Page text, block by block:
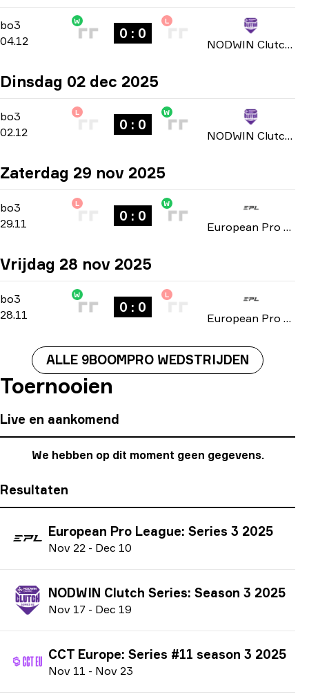
bo3 Group Stage
bo3
04.12
W
0 : 0
L
NODWIN Clutch Series: Season 3 2025
Dinsdag 02 dec 2025
bo3 Group Stage
bo3
02.12
L
0 : 0
W
NODWIN Clutch Series: Season 3 2025
Zaterdag 29 nov 2025
bo3 -bo3
29.11
L
0 : 0
W
European Pro League: Series 3 2025
Vrijdag 28 nov 2025
bo3 -bo3
28.11
W
0 : 0
L
European Pro League: Series 3 2025
ALLE 9BOOMPRO WEDSTRIJDEN
Toernooien
Live en aankomend
We hebben op dit moment geen gegevens.
Resultaten
European Pro League: Series 3 2025
Nov 22 - Dec 10
NODWIN Clutch Series: Season 3 2025
Nov 17 - Dec 19
CCT Europe: Series #11 season 3 2025
Nov 11 - Nov 23